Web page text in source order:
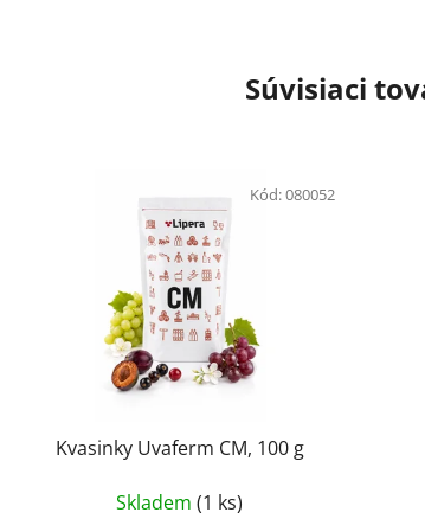
Súvisiaci
Kvasinky Uvaferm CM, 100 g
Skladem(1 ks)
Kód:080052